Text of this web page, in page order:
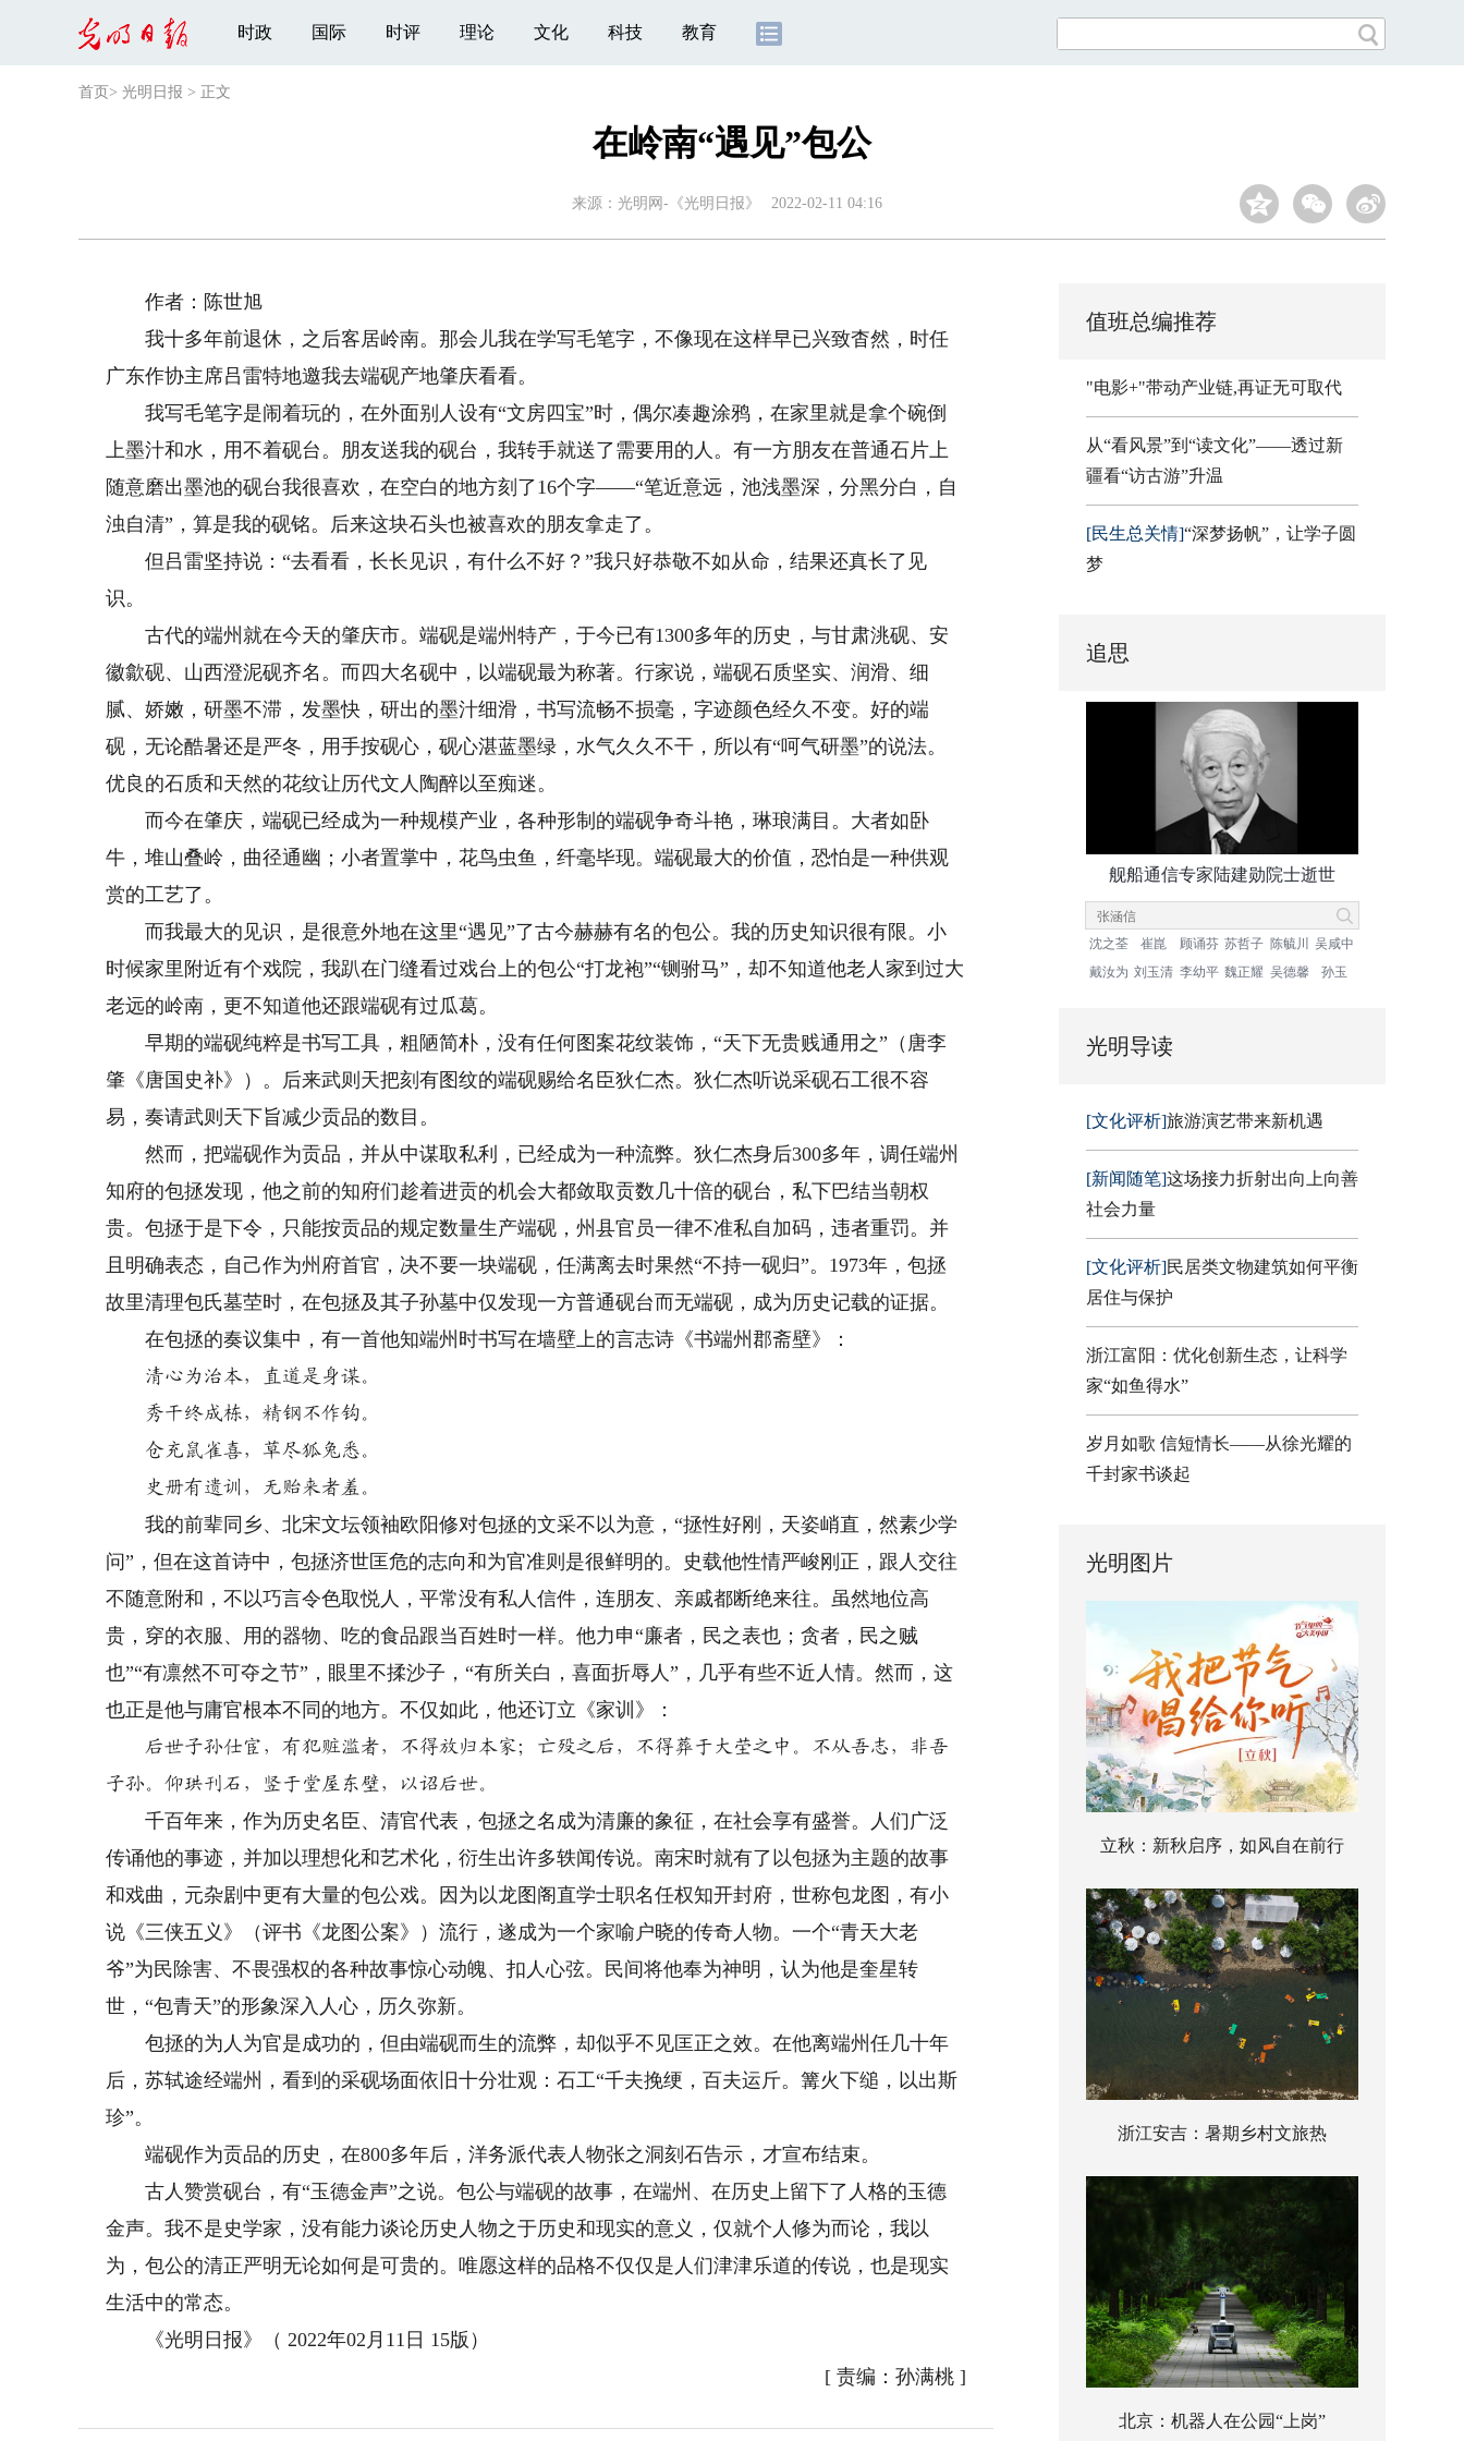
时政 国际 时评 理论 文化 科技 教育
首页 > 光明日报 > 正文
在岭南“遇见”包公
来源： 光明网-《光明日报》 2022-02-11 04:16
作者：陈世旭
我十多年前退休，之后客居岭南。那会儿我在学写毛笔字，不像现在这样早已兴致杳然，时任
广东作协主席吕雷特地邀我去端砚产地肇庆看看。
我写毛笔字是闹着玩的，在外面别人设有“文房四宝”时，偶尔凑趣涂鸦，在家里就是拿个碗倒
上墨汁和水，用不着砚台。朋友送我的砚台，我转手就送了需要用的人。有一方朋友在普通石片上
随意磨出墨池的砚台我很喜欢，在空白的地方刻了16个字——“笔近意远，池浅墨深，分黑分白，自
浊自清”，算是我的砚铭。后来这块石头也被喜欢的朋友拿走了。
但吕雷坚持说：“去看看，长长见识，有什么不好？”我只好恭敬不如从命，结果还真长了见
识。
古代的端州就在今天的肇庆市。端砚是端州特产，于今已有1300多年的历史，与甘肃洮砚、安
徽歙砚、山西澄泥砚齐名。而四大名砚中，以端砚最为称著。行家说，端砚石质坚实、润滑、细
腻、娇嫩，研墨不滞，发墨快，研出的墨汁细滑，书写流畅不损毫，字迹颜色经久不变。好的端
砚，无论酷暑还是严冬，用手按砚心，砚心湛蓝墨绿，水气久久不干，所以有“呵气研墨”的说法。
优良的石质和天然的花纹让历代文人陶醉以至痴迷。
而今在肇庆，端砚已经成为一种规模产业，各种形制的端砚争奇斗艳，琳琅满目。大者如卧
牛，堆山叠岭，曲径通幽；小者置掌中，花鸟虫鱼，纤毫毕现。端砚最大的价值，恐怕是一种供观
赏的工艺了。
而我最大的见识，是很意外地在这里“遇见”了古今赫赫有名的包公。我的历史知识很有限。小
时候家里附近有个戏院，我趴在门缝看过戏台上的包公“打龙袍”“铡驸马”，却不知道他老人家到过大
老远的岭南，更不知道他还跟端砚有过瓜葛。
早期的端砚纯粹是书写工具，粗陋简朴，没有任何图案花纹装饰，“天下无贵贱通用之”（唐李
肇《唐国史补》）。后来武则天把刻有图纹的端砚赐给名臣狄仁杰。狄仁杰听说采砚石工很不容
易，奏请武则天下旨减少贡品的数目。
然而，把端砚作为贡品，并从中谋取私利，已经成为一种流弊。狄仁杰身后300多年，调任端州
知府的包拯发现，他之前的知府们趁着进贡的机会大都敛取贡数几十倍的砚台，私下巴结当朝权
贵。包拯于是下令，只能按贡品的规定数量生产端砚，州县官员一律不准私自加码，违者重罚。并
且明确表态，自己作为州府首官，决不要一块端砚，任满离去时果然“不持一砚归”。1973年，包拯
故里清理包氏墓茔时，在包拯及其子孙墓中仅发现一方普通砚台而无端砚，成为历史记载的证据。
在包拯的奏议集中，有一首他知端州时书写在墙壁上的言志诗《书端州郡斋壁》：
清心为治本，直道是身谋。
秀干终成栋，精钢不作钩。
仓充鼠雀喜，草尽狐兔悉。
史册有遗训，无贻来者羞。
我的前辈同乡、北宋文坛领袖欧阳修对包拯的文采不以为意，“拯性好刚，天姿峭直，然素少学
问”，但在这首诗中，包拯济世匡危的志向和为官准则是很鲜明的。史载他性情严峻刚正，跟人交往
不随意附和，不以巧言令色取悦人，平常没有私人信件，连朋友、亲戚都断绝来往。虽然地位高
贵，穿的衣服、用的器物、吃的食品跟当百姓时一样。他力申“廉者，民之表也；贪者，民之贼
也”“有凛然不可夺之节”，眼里不揉沙子，“有所关白，喜面折辱人”，几乎有些不近人情。然而，这
也正是他与庸官根本不同的地方。不仅如此，他还订立《家训》：
后世子孙仕宦，有犯赃滥者，不得放归本家；亡殁之后，不得葬于大茔之中。不从吾志，非吾
子孙。仰珙刊石，竖于堂屋东壁，以诏后世。
千百年来，作为历史名臣、清官代表，包拯之名成为清廉的象征，在社会享有盛誉。人们广泛
传诵他的事迹，并加以理想化和艺术化，衍生出许多轶闻传说。南宋时就有了以包拯为主题的故事
和戏曲，元杂剧中更有大量的包公戏。因为以龙图阁直学士职名任权知开封府，世称包龙图，有小
说《三侠五义》（评书《龙图公案》）流行，遂成为一个家喻户晓的传奇人物。一个“青天大老
爷”为民除害、不畏强权的各种故事惊心动魄、扣人心弦。民间将他奉为神明，认为他是奎星转
世，“包青天”的形象深入人心，历久弥新。
包拯的为人为官是成功的，但由端砚而生的流弊，却似乎不见匡正之效。在他离端州任几十年
后，苏轼途经端州，看到的采砚场面依旧十分壮观：石工“千夫挽绠，百夫运斤。篝火下缒，以出斯
珍”。
端砚作为贡品的历史，在800多年后，洋务派代表人物张之洞刻石告示，才宣布结束。
古人赞赏砚台，有“玉德金声”之说。包公与端砚的故事，在端州、在历史上留下了人格的玉德
金声。我不是史学家，没有能力谈论历史人物之于历史和现实的意义，仅就个人修为而论，我以
为，包公的清正严明无论如何是可贵的。唯愿这样的品格不仅仅是人们津津乐道的传说，也是现实
生活中的常态。
《光明日报》（ 2022年02月11日 15版）
[ 责编：孙满桃]
值班总编推荐
"电影+"带动产业链,再证无可取代
从“看风景”到“读文化”——透过新
疆看“访古游”升温
[民生总关情]“深梦扬帆”，让学子圆
梦
追思
舰船通信专家陆建勋院士逝世
沈之荃 崔崑 顾诵芬 苏哲子 陈毓川
吴咸中
戴汝为 刘玉清 李幼平 魏正耀 吴德馨 孙玉
光明导读
[文化评析]旅游演艺带来新机遇
[新闻随笔]这场接力折射出向上向善
社会力量
[文化评析]民居类文物建筑如何平衡
居住与保护
浙江富阳：优化创新生态，让科学
家“如鱼得水”
岁月如歌 信短情长——从徐光耀的
千封家书谈起
光明图片
立秋：新秋启序，如风自在前行
浙江安吉：暑期乡村文旅热
北京：机器人在公园“上岗”